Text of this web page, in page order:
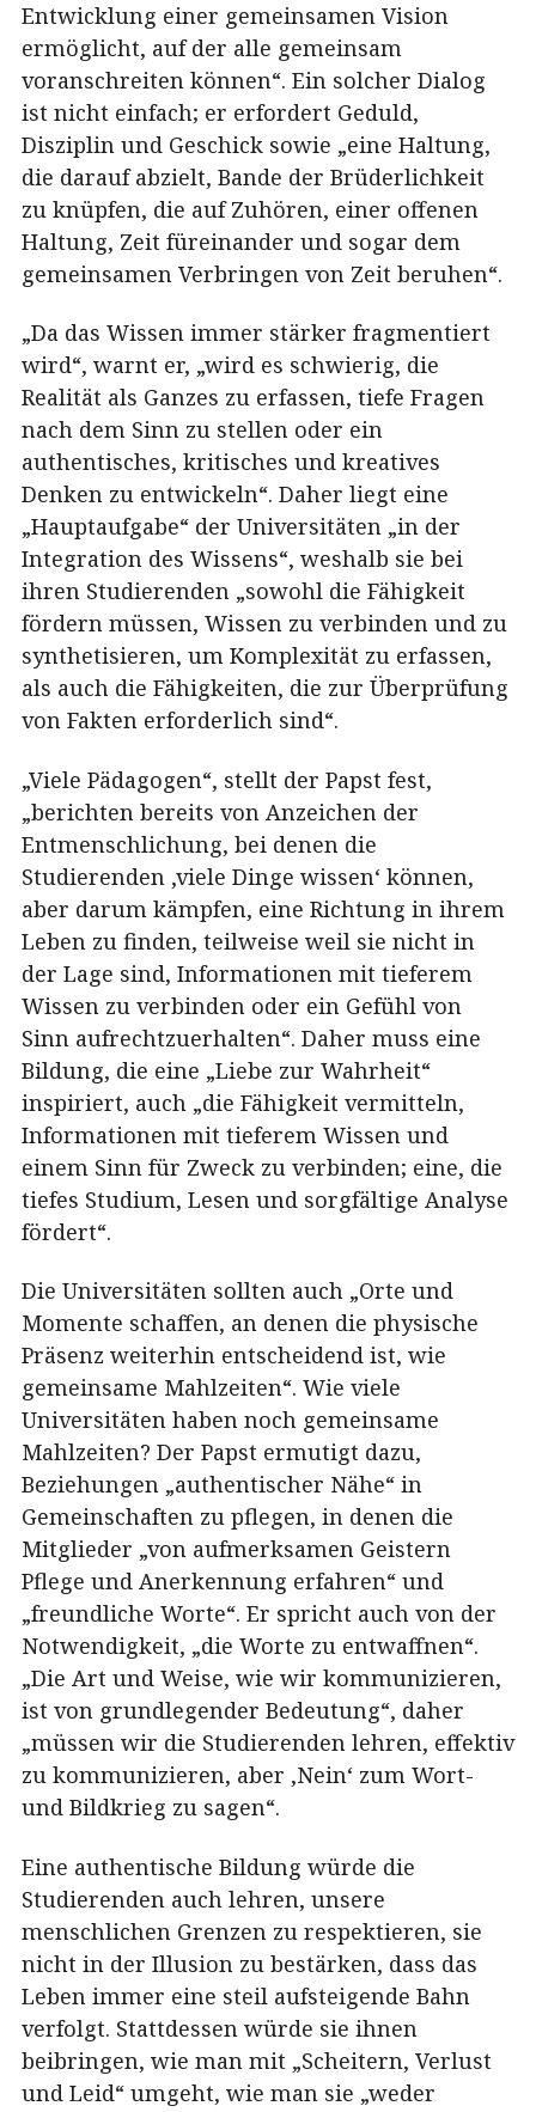
Entwicklung einer gemeinsamen Vision
ermöglicht, auf der alle gemeinsam
voranschreiten können“. Ein solcher Dialog
ist nicht einfach; er erfordert Geduld,
Disziplin und Geschick sowie „eine Haltung,
die darauf abzielt, Bande der Brüderlichkeit
zu knüpfen, die auf Zuhören, einer offenen
Haltung, Zeit füreinander und sogar dem
gemeinsamen Verbringen von Zeit beruhen“.
„Da das Wissen immer stärker fragmentiert
wird“, warnt er, „wird es schwierig, die
Realität als Ganzes zu erfassen, tiefe Fragen
nach dem Sinn zu stellen oder ein
authentisches, kritisches und kreatives
Denken zu entwickeln“. Daher liegt eine
„Hauptaufgabe“ der Universitäten „in der
Integration des Wissens“, weshalb sie bei
ihren Studierenden „sowohl die Fähigkeit
fördern müssen, Wissen zu verbinden und zu
synthetisieren, um Komplexität zu erfassen,
als auch die Fähigkeiten, die zur Überprüfung
von Fakten erforderlich sind“.
„Viele Pädagogen“, stellt der Papst fest,
„berichten bereits von Anzeichen der
Entmenschlichung, bei denen die
Studierenden ‚viele Dinge wissen‘ können,
aber darum kämpfen, eine Richtung in ihrem
Leben zu finden, teilweise weil sie nicht in
der Lage sind, Informationen mit tieferem
Wissen zu verbinden oder ein Gefühl von
Sinn aufrechtzuerhalten“. Daher muss eine
Bildung, die eine „Liebe zur Wahrheit“
inspiriert, auch „die Fähigkeit vermitteln,
Informationen mit tieferem Wissen und
einem Sinn für Zweck zu verbinden; eine, die
tiefes Studium, Lesen und sorgfältige Analyse
fördert“.
Die Universitäten sollten auch „Orte und
Momente schaffen, an denen die physische
Präsenz weiterhin entscheidend ist, wie
gemeinsame Mahlzeiten“. Wie viele
Universitäten haben noch gemeinsame
Mahlzeiten? Der Papst ermutigt dazu,
Beziehungen „authentischer Nähe“ in
Gemeinschaften zu pflegen, in denen die
Mitglieder „von aufmerksamen Geistern
Pflege und Anerkennung erfahren“ und
„freundliche Worte“. Er spricht auch von der
Notwendigkeit, „die Worte zu entwaffnen“.
„Die Art und Weise, wie wir kommunizieren,
ist von grundlegender Bedeutung“, daher
„müssen wir die Studierenden lehren, effektiv
zu kommunizieren, aber ‚Nein‘ zum Wort-
und Bildkrieg zu sagen“.
Eine authentische Bildung würde die
Studierenden auch lehren, unsere
menschlichen Grenzen zu respektieren, sie
nicht in der Illusion zu bestärken, dass das
Leben immer eine steil aufsteigende Bahn
verfolgt. Stattdessen würde sie ihnen
beibringen, wie man mit „Scheitern, Verlust
und Leid“ umgeht, wie man sie „weder